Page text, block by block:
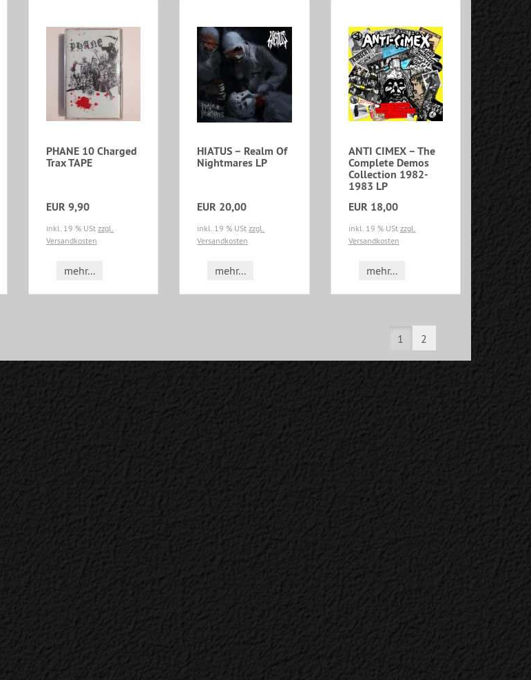
PHANE 10 Charged
Trax TAPE
EUR 9,90
inkl. 19 % USt zzgl.
Versandkosten
mehr...
HIATUS – Realm Of
Nightmares LP
EUR 20,00
inkl. 19 % UStzzgl.
Versandkosten
mehr...
ANTI CIMEX – The
Complete Demos
Collection 1982-
1983 LP
EUR 18,00
inkl. 19 % USt zzgl.
Versandkosten
mehr...
1 2